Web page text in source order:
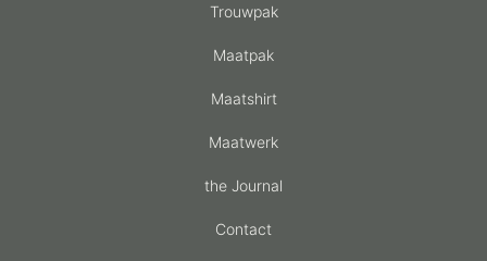
Trouwpak
Maatpak
Maatshirt
Maatwerk
the Journal
Contact